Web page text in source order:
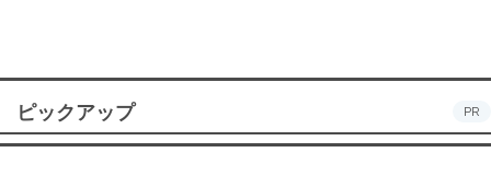
ピックアップ PR